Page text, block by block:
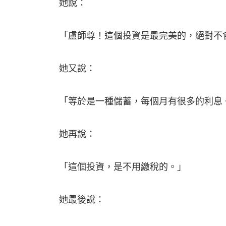
她說：
「盧師尊！這個投資是最完美的，絕對不
她又說：
「等於是一種儲蓄，每個月有很多的利息
她再說：
「這個投資，是不用繳稅的。」
她最後說：